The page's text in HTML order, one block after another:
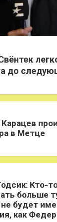
до
в Метце
Кто-
больше
будет
как